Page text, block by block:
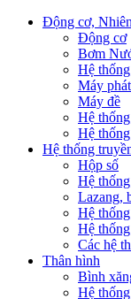
Động cơ,
Động cơ
Bơm
Hệ
Máy
Máy đề
Hệ
Hệ
Hệ thống
Hộp số
Hệ
Lazang,
Hệ
Hệ
Các hệ
Thân hình
Bình
Hệ